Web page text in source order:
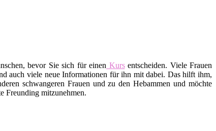
bevor Sie sich für einen Kursentscheiden. Viele Frauen
auch viele neue Informationen für ihn mit dabei. Das hilft ihm,
schwangeren Frauen und zu den Hebammen und möchte
Freunding mitzunehmen.